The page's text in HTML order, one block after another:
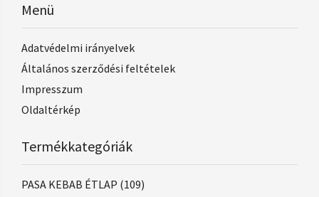
Menü
Adatvédelmi irányelvek
Általános szerződési feltételek
Impresszum
Oldaltérkép
Termékkategóriák
PASA KEBAB ÉTLAP (109)